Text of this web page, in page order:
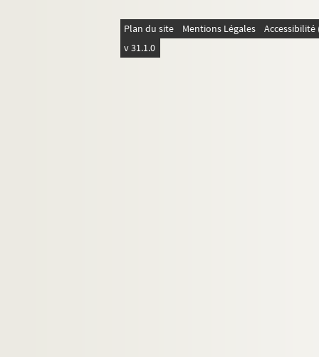
Plan du site Mentions Légales
v 31.1.0